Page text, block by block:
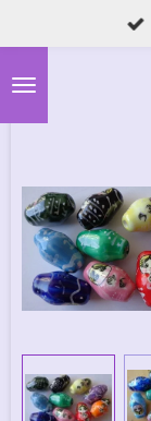
direct
naar